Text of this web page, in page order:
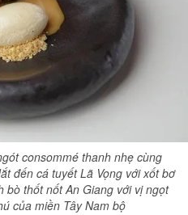
consommé thanh nhẹ cùng
đến cá tuyết Lã Vọng với xốt bơ
bò thốt nốt An Giang với vị ngọt
của miền Tây Nam bộ